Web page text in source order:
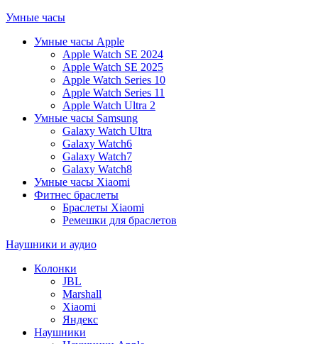
Умные часы
Умные часы Apple
Apple Watch SE 2024
Apple Watch SE 2025
Apple Watch Series 10
Apple Watch Series 11
Apple Watch Ultra 2
Умные часы Samsung
Galaxy Watch Ultra
Galaxy Watch6
Galaxy Watch7
Galaxy Watch8
Умные часы Xiaomi
Фитнес браслеты
Браслеты Xiaomi
Ремешки для браслетов
Наушники и аудио
Колонки
JBL
Marshall
Xiaomi
Яндекс
Наушники